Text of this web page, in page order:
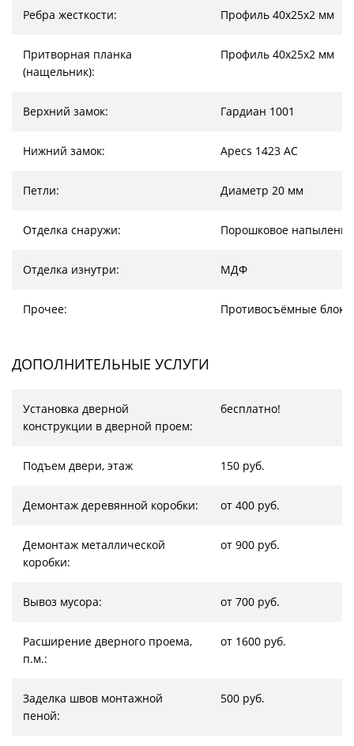
Ребра жесткости: Профиль 40х25х2 мм
Притворная планка
(нащельник):
Профиль 40х25х2 мм
Верхний замок: Гардиан 1001
Нижний замок: Apecs 1423 AC
Петли: Диаметр 20 мм
Отделка снаружи: Порошковое напыление
Отделка изнутри: МДФ
Прочее: Противосъёмные
ДОПОЛНИТЕЛЬНЫЕ УСЛУГИ
Установка дверной
конструкции в дверной проем:
бесплатно!
Подъем двери, этаж 150 руб.
Демонтаж деревянной коробки: от 400 руб.
Демонтаж металлической
коробки:
от 900 руб.
Вывоз мусора: от 700 руб.
Расширение дверного проема,
п.м.:
от 1600 руб.
Заделка швов монтажной
пеной:
500 руб.